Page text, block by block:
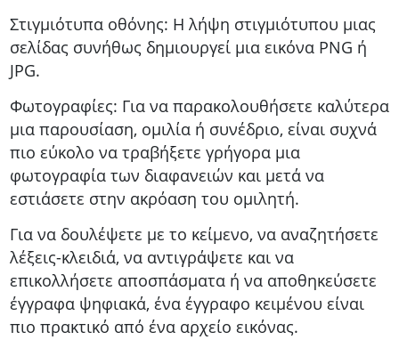
Στιγμιότυπα οθόνης: Η λήψη στιγμιότυπου μιας
σελίδας συνήθως δημιουργεί μια εικόνα PNG ή
JPG.
Φωτογραφίες: Για να παρακολουθήσετε καλύτερα
μια παρουσίαση, ομιλία ή συνέδριο, είναι συχνά
πιο εύκολο να τραβήξετε γρήγορα μια
φωτογραφία των διαφανειών και μετά να
εστιάσετε στην ακρόαση του ομιλητή.
Για να δουλέψετε με το κείμενο, να αναζητήσετε
λέξεις-κλειδιά, να αντιγράψετε και να
επικολλήσετε αποσπάσματα ή να αποθηκεύσετε
έγγραφα ψηφιακά, ένα έγγραφο κειμένου είναι
πιο πρακτικό από ένα αρχείο εικόνας.